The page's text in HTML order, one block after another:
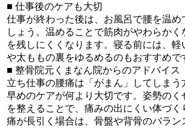
■ 仕事後のケアも大切
仕事が終わった後は、お風呂で腰を温め
しょう。温めることで筋肉がやわらか
を残しにくくなります。寝る前には、
や太ももの裏をゆるめるのもおすすめで
■ 整骨院元くまなん院からのアドバイス
立ち仕事の腰痛は「がまん」してしまう
早めのケアが何より大切です。姿勢のく
を整えることで、痛みの出にくい体づ
痛が長引く場合は、骨盤や背骨のバラン